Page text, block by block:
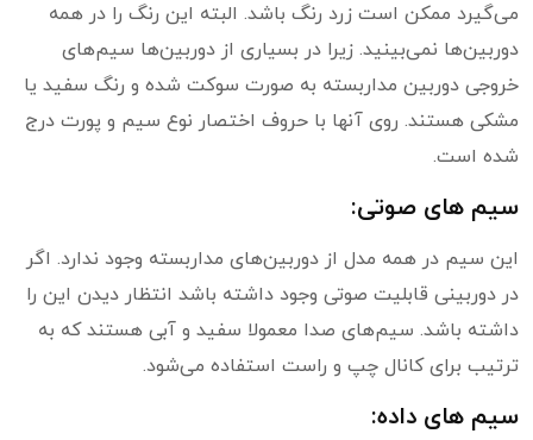
می‌گیرد ممکن است زرد رنگ باشد. البته این رنگ را در همه
دوربین‌ها نمی‌بینید. زیرا در بسیاری از دوربین‌ها سیم‌های
خروجی دوربین مداربسته به صورت سوکت شده و رنگ سفید یا
مشکی هستند. روی آنها با حروف اختصار نوع سیم و پورت درج
شده است.
سیم های صوتی:
این سیم در همه مدل از دوربین‌های مداربسته وجود ندارد. اگر
در دوربینی قابلیت صوتی وجود داشته باشد انتظار دیدن این را
داشته باشد. سیم‌های صدا معمولا سفید و آبی هستند که به
ترتیب برای کانال چپ و راست استفاده می‌شود.
سیم های داده: